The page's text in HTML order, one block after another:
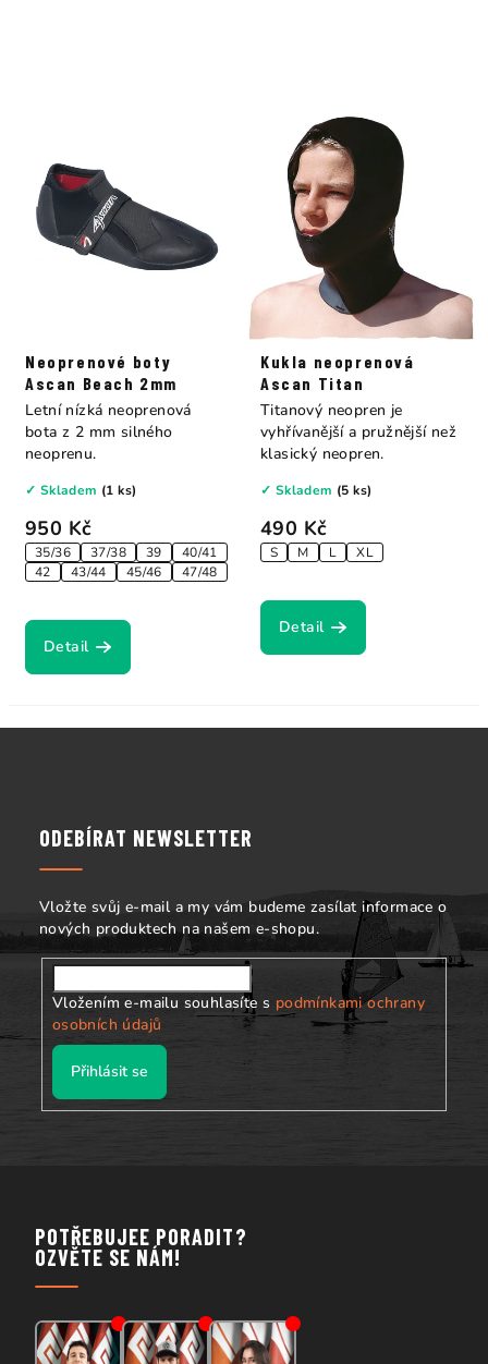
Neoprenové boty
Ascan Beach 2mm
950 Kč
35/36 37/38 39
40/41
42
43/44 45/46 47/48
✓ Skladem (1 ks)
Detail
Letní nízká neoprenová
bota z 2 mm silného
neoprenu.
Kukla neoprenová
Ascan Titan
490 Kč
S M L XL
✓ Skladem (5 ks)
Detail
Titanový neopren je
vyhřívanější a pružnější než
klasický neopren.
ODEBÍRAT NEWSLETTER
Vložte svůj e-mail a my vám budeme zasílat informace o
nových produktech na našem e-shopu.
Vložením e-mailu souhlasíte s podmínkami ochrany
osobních údajů
Přihlásit se
POTŘEBUJEE PORADIT?
OZVĚTE SE NÁM!